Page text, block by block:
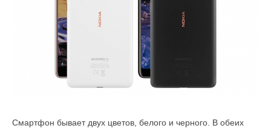
Смартфон бывает двух цветов, белого и черного. В обеих